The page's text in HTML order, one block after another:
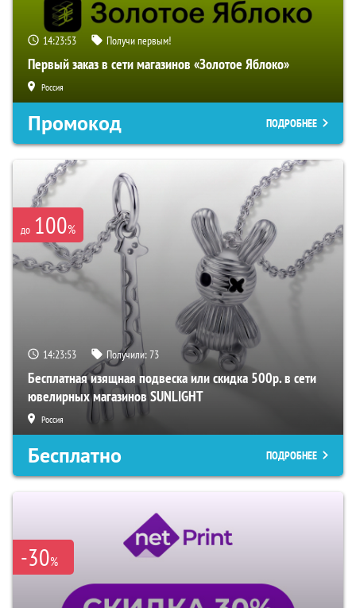
14:23:52 Получи первым!
Первый заказ в сети магазинов «Золотое Яблоко»
Россия
Промокод ПОДРОБНЕЕ
до 100%
14:23:52 Получили:73
Бесплатная изящная подвеска или скидка 500р. в сети
ювелирных магазинов SUNLIGHT
Россия
Бесплатно ПОДРОБНЕЕ
-30%